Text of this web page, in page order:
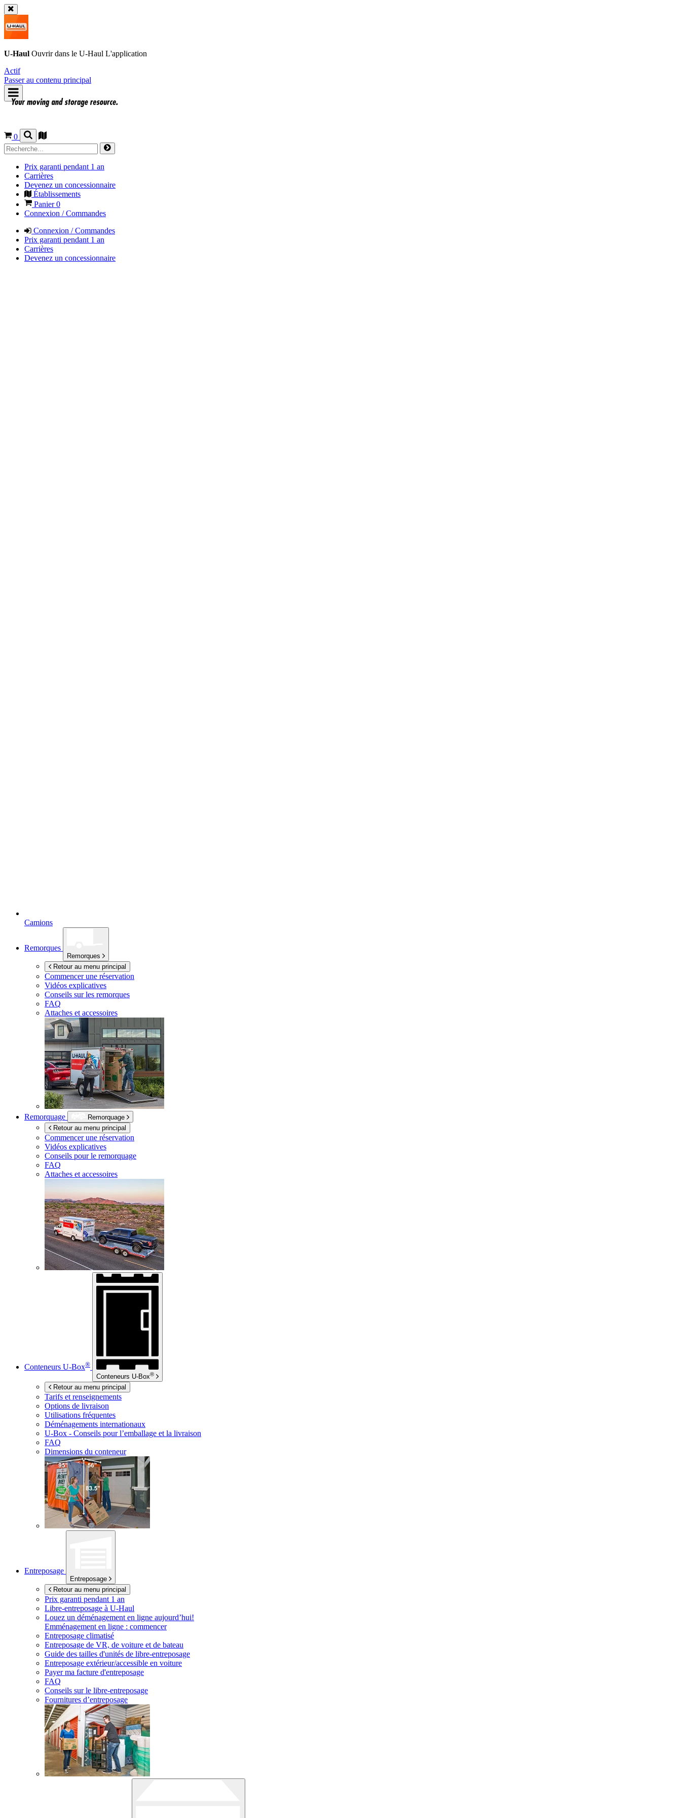
U-Haul Ouvrir dans le U-Haul L'application
Actif
Passer au contenu principal
0
Prix garanti pendant 1 an
Carrières
Devenez un concessionnaire
Établissements
Panier0
Connexion / Commandes
Connexion / Commandes
Prix garanti pendant 1 an
Carrières
Devenez un concessionnaire
Camions
Remorques
Remorques
Retour au menu principal
Commencer une réservation
Vidéos explicatives
Conseils sur les remorques
FAQ
Attaches et accessoires
Remorquage
Remorquage
Retour au menu principal
Commencer une réservation
Vidéos explicatives
Conseils pour le remorquage
FAQ
Attaches et accessoires
Conteneurs U-Box®
Conteneurs U-Box®
Retour au menu principal
Tarifs et renseignements
Options de livraison
Utilisations fréquentes
Déménagements internationaux
U-Box - Conseils pour l’emballage et la livraison
FAQ
Dimensions du conteneur
Entreposage
Entreposage
Retour au menu principal
Prix garanti pendant 1 an
Libre-entreposage à U-Haul
Louez un déménagement en ligne aujourd’hui!
Emménagement en ligne : commencer
Entreposage climatisé
Entreposage de VR, de voiture et de bateau
Guide des tailles d'unités de libre-entreposage
Entreposage extérieur/accessible en voiture
Payer ma facture d'entreposage
FAQ
Conseils sur le libre-entreposage
Fournitures d’entreposage